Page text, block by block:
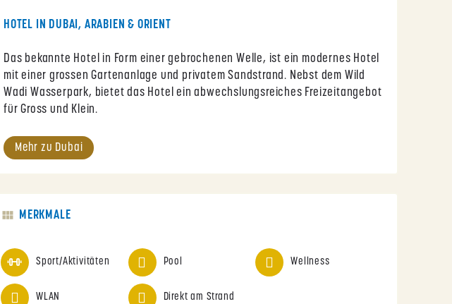
HOTEL IN DUBAI, ARABIEN & ORIENT
Das bekannte Hotel in Form einer gebrochenen Welle, ist ein modernes Hotel
mit einer grossen Gartenanlage und privatem Sandstrand. Nebst dem Wild
Wadi Wasserpark, bietet das Hotel ein abwechslungsreiches Freizeitangebot
für Gross und Klein.
Mehr zu Dubai
MERKMALE
Sport/Aktivitäten Pool Wellness
WLAN Direkt am Strand